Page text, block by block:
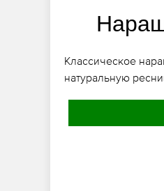
Классическое
натуральную